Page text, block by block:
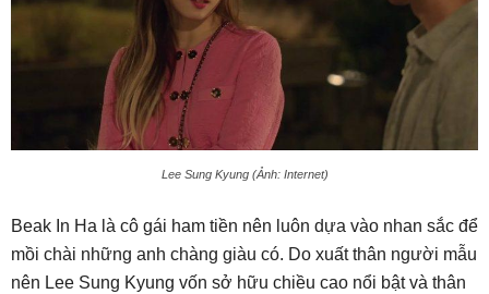
Lee Sung Kyung (Ảnh: Internet)
Beak In Ha là cô gái ham tiền nên luôn dựa vào nhan sắc để
mồi chài những anh chàng giàu có. Do xuất thân người mẫu
nên Lee Sung Kyung vốn sở hữu chiều cao nổi bật và thân